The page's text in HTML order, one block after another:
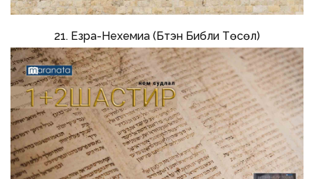
21. Езра-Нехемиа (Бүтэн Библи Төсөл)